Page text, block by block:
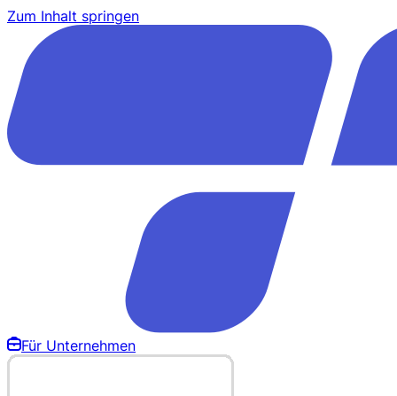
Zum Inhalt springen
Für Unternehmen